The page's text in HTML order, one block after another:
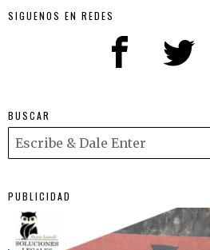
SIGUENOS EN REDES
BUSCAR
PUBLICIDAD